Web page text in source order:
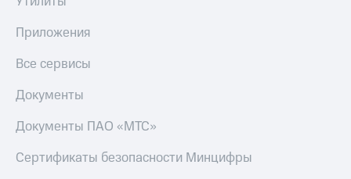
Приложения
Все сервисы
Документы
Документы ПАО «МТС»
Сертификаты безопасности Минцифры